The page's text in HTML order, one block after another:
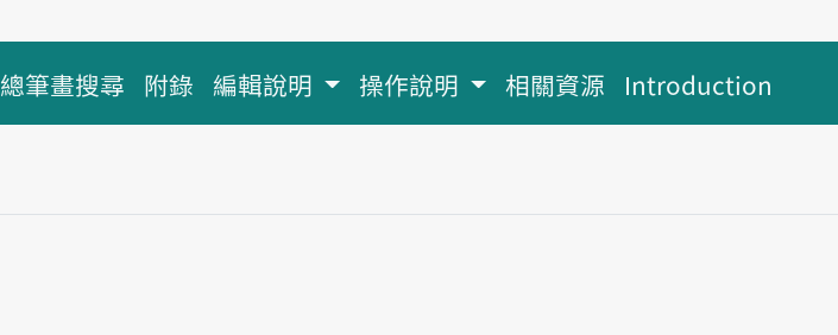
總筆畫搜尋 附錄 編輯說明 操作說明 相關資源 Introduction